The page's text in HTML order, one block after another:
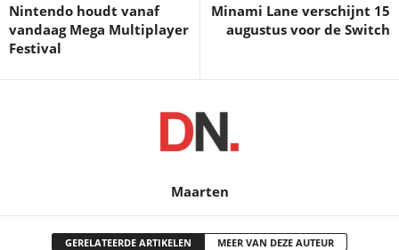
Nintendo houdt vanaf
vandaag Mega Multiplayer
Festival
Minami Lane verschijnt 15
augustus voor de Switch
Maarten
GERELATEERDE ARTIKELEN MEER VAN DEZE AUTEUR